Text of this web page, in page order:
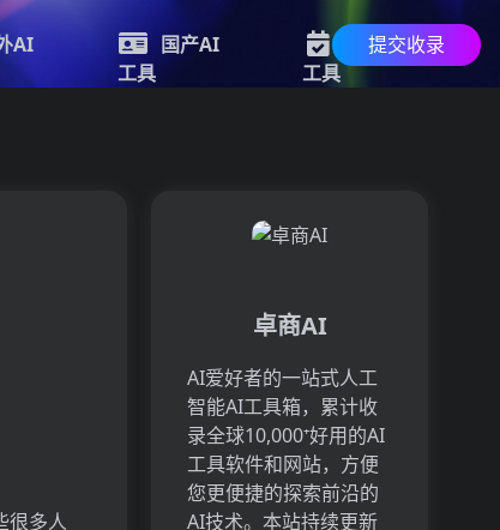
AI
国产AI
工具
最新AI
工具
提交收录
很多人
卓商AI
AI爱好者的一站式人工
智能AI工具箱，累计收
录全球10,000⁺好用的AI
工具软件和网站，方便
您更便捷的探索前沿的
AI技术。本站持续更新